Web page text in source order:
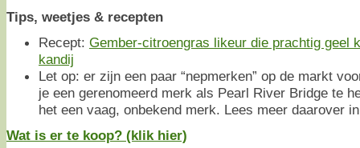
Tips, weetjes & recepten
Recept: Gember-citroengras likeur die prachtig geel
kandij
Let op: er zijn een paar “nepmerken” op de markt
je een gerenomeerd merk als Pearl River Bridge te
het een vaag, onbekend merk. Lees meer daarover
Wat is er te koop? (klik hier)